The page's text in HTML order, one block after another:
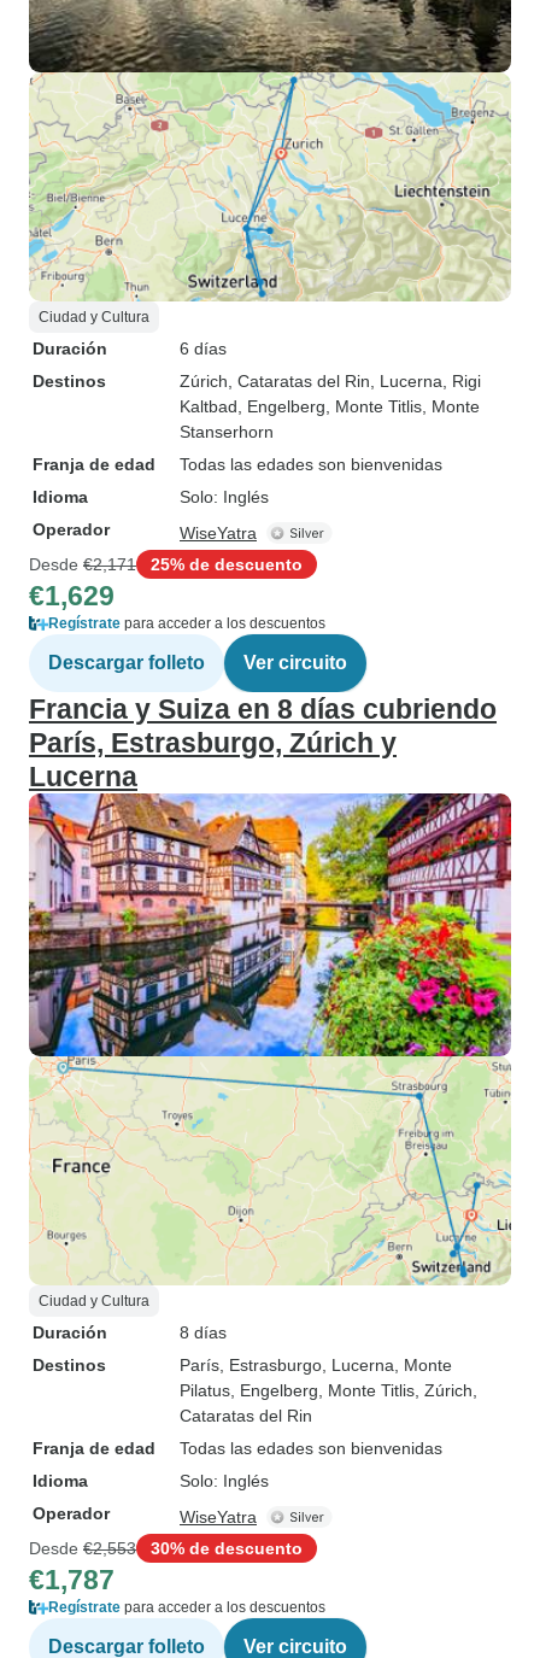
Ciudad y Cultura
Duración
6 días
Destinos
Zúrich , Cataratas del Rin , Lucerna , Rigi
Kaltbad , Engelberg , Monte Titlis , Monte
Stanserhorn
Franja de edad
Todas las edades son bienvenidas
Idioma
Solo: Inglés
Operador
WiseYatra
Desde €2,171 25% de descuento
€1,629
Regístrate para acceder a los descuentos
Descargar folleto Ver circuito
Francia y Suiza en 8 días cubriendo
París, Estrasburgo, Zúrich y
Lucerna
Ciudad y Cultura
Duración
8 días
Destinos
París , Estrasburgo , Lucerna , Monte
Pilatus , Engelberg , Monte Titlis , Zúrich
Cataratas del Rin
Franja de edad
Todas las edades son bienvenidas
Idioma
Solo: Inglés
Operador
WiseYatra
Desde €2,553 30% de descuento
€1,787
Regístrate para acceder a los descuentos
Descargar folleto Ver circuito